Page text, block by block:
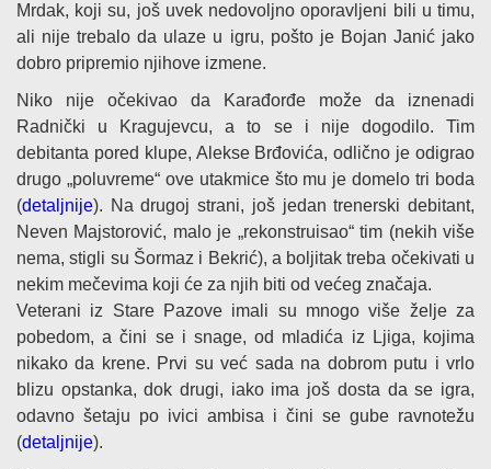
Mrdak, koji su, još uvek nedovoljno oporavljeni bili u timu,
ali nije trebalo da ulaze u igru, pošto je Bojan Janić jako
dobro pripremio njihove izmene.
Niko nije očekivao da Karađorđe može da iznenadi
Radnički u Kragujevcu, a to se i nije dogodilo. Tim
debitanta pored klupe, Alekse Brđovića, odlično je odigrao
drugo „poluvreme“ ove utakmice što mu je domelo tri boda
(detaljnije). Na drugoj strani, još jedan trenerski debitant,
Neven Majstorović, malo je „rekonstruisao“ tim (nekih više
nema, stigli su Šormaz i Bekrić), a boljitak treba očekivati u
nekim mečevima koji će za njih biti od većeg značaja.
Veterani iz Stare Pazove imali su mnogo više želje za
pobedom, a čini se i snage, od mladića iz Ljiga, kojima
nikako da krene. Prvi su već sada na dobrom putu i vrlo
blizu opstanka, dok drugi, iako ima još dosta da se igra,
odavno šetaju po ivici ambisa i čini se gube ravnotežu
(detaljnije).